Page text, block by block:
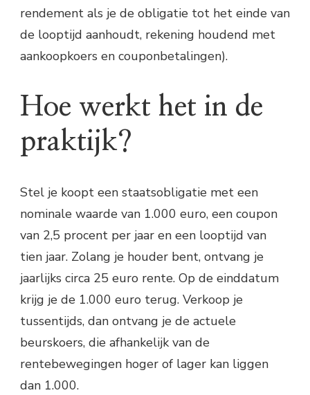
rendement als je de obligatie tot het einde van
de looptijd aanhoudt, rekening houdend met
aankoopkoers en couponbetalingen).
Hoe werkt het in de
praktijk?
Stel je koopt een staatsobligatie met een
nominale waarde van 1.000 euro, een coupon
van 2,5 procent per jaar en een looptijd van
tien jaar. Zolang je houder bent, ontvang je
jaarlijks circa 25 euro rente. Op de einddatum
krijg je de 1.000 euro terug. Verkoop je
tussentijds, dan ontvang je de actuele
beurskoers, die afhankelijk van de
rentebewegingen hoger of lager kan liggen
dan 1.000.